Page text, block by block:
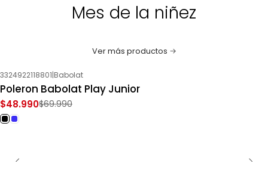
Mes de la niñez
Ver más productos
-30%OFF
3324922118801|Babolat
Poleron Babolat Play Junior
$48.990$69.990